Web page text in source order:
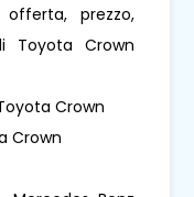
prezzo,
Toyota Crown
Crown
Crown